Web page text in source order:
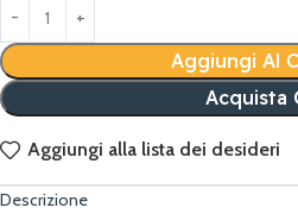
Aggiungi Al
Acquista
Aggiungi alla lista dei desideri
Descrizione